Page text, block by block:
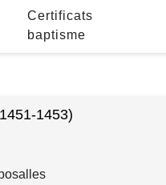
Certificats
baptisme
1453)